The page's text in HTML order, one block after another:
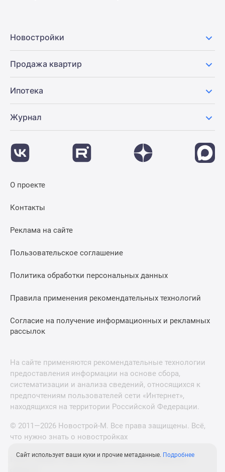
Новостройки
Продажа квартир
Ипотека
Журнал
О проекте
Контакты
Реклама на сайте
Пользовательское соглашение
Политика обработки персональных данных
Правила применения рекомендательных технологий
Согласие на получение информационных и рекламных
рассылок
На сайте применяются рекомендательные технологии
предоставления информации на основе сбора,
систематизации и анализа сведений, относящихся к
предпочтениям пользователей сети «Интернет»,
находящихся на территории Российской Федерации.
© 2011—2026 Новострой-М. Все права защищены. Всё,
что нужно знать о новостройках
Новостройки Санкт-Петербурга и Ленинградской
Сайт использует ваши куки и прочие метаданные. Подробнее